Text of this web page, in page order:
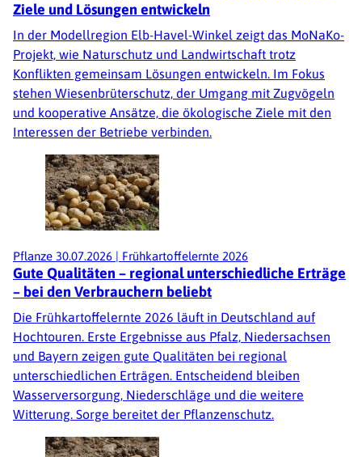
Ziele und Lösungen entwickeln
In der Modellregion Elb-Havel-Winkel zeigt das MoNaKo-
Projekt, wie Naturschutz und Landwirtschaft trotz
Konflikten gemeinsam Lösungen entwickeln. Im Fokus
stehen Wiesenbrüterschutz, der Umgang mit Zugvögeln
und kooperative Ansätze, die ökologische Ziele mit den
Interessen der Betriebe verbinden.
Pflanze 30.07.2026 | Frühkartoffelernte 2026
Gute Qualitäten – regional unterschiedliche Erträge
– bei den Verbrauchern beliebt
Die Frühkartoffelernte 2026 läuft in Deutschland auf
Hochtouren. Erste Ergebnisse aus Pfalz, Niedersachsen
und Bayern zeigen gute Qualitäten bei regional
unterschiedlichen Erträgen. Entscheidend bleiben
Wasserversorgung, Niederschläge und die weitere
Witterung. Sorge bereitet der Pflanzenschutz.